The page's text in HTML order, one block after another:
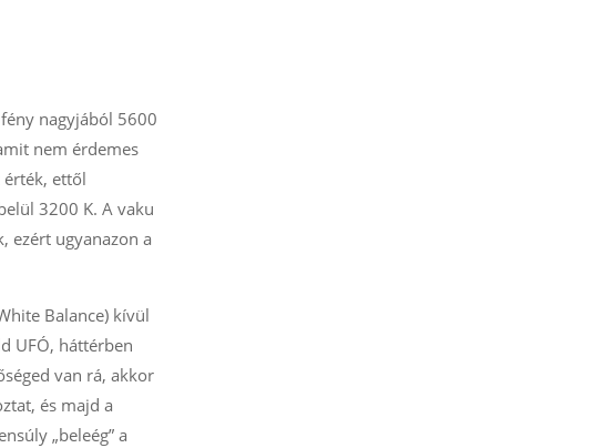
nagyjából 5600
nem érdemes
érték, ettől
3200 K. A vaku
ezért ugyanazon a
Balance) kívül
UFÓ, háttérben
van rá, akkor
és majd a
„beleég” a